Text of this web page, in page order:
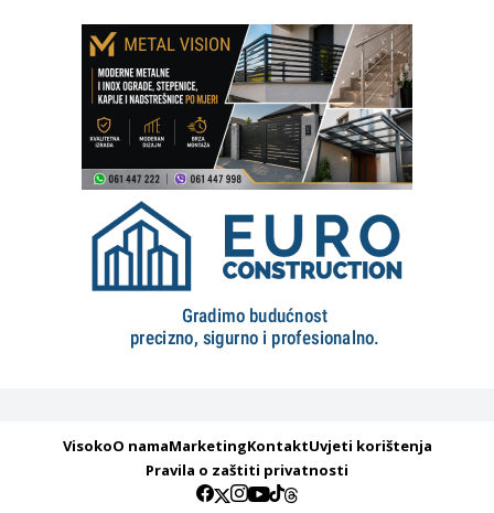
VisokoO namaMarketingKontaktUvjeti korištenja
Pravila o zaštiti privatnosti